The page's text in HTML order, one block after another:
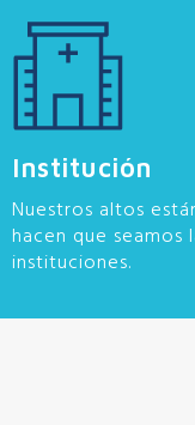
Institución
Nuestros altos
hacen que
instituciones.